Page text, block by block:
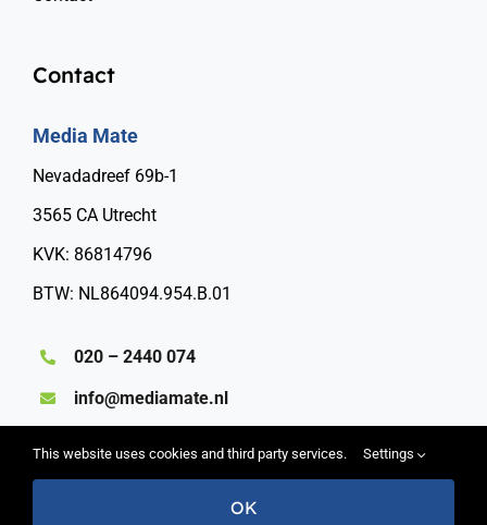
Contact
Media Mate
Nevadadreef 69b-1
3565 CA Utrecht
KVK: 86814796
BTW: NL864094.954.B.01
020 – 2440 074
info@mediamate.nl
This website uses cookies and third party services. Settings
OK